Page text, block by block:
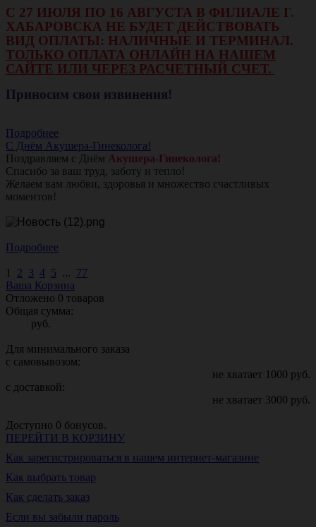
С 27 ИЮЛЯ ПО 16 АВГУСТА В ФИЛИАЛЕ Г.
ХАБАРОВСКА НЕ БУДЕТ ДЕЙСТВОВАТЬ
ВИД ОПЛАТЫ: НАЛИЧНЫЕ И ТЕРМИНАЛ.
ТОЛЬКО ОПЛАТА ОНЛАЙН НА НАШЕМ
САЙТЕ ИЛИ ЧЕРЕЗ РАСЧЕТНЫЙ СЧЕТ.
Приносим свои извинения!
Подробнее
С Днём Акушера-Гинеколога!
Поздравляем с Днём Акушера-Гинеколога!
Спасибо за ваш труд, заботу и тепло!
Желаем вам любви, здоровья и множество счастливых
моментов!
Подробнее
1 2 3 4 5 ... 77
Ваша Корзина
Отложено 0 товаров
Общая сумма:
руб.
Для минимального заказа
с самовывозом:
не хватает 1000 руб.
с доставкой:
не хватает 3000 руб.
Доступно 0 бонусов.
ПЕРЕЙТИ В КОРЗИНУ
Как зарегистрироваться в нашем интернет-магазине
Как выбрать товар
Как сделать заказ
Если вы забыли пароль